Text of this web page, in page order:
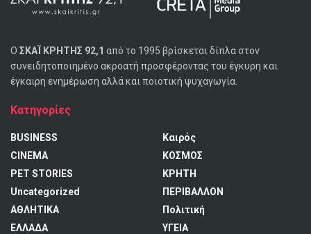
Ο ΣΚΑΪ ΚΡΗΤΗΣ 92,1 από το 1995 βρίσκεται δίπλα στον
συνειδητοποιημένο ακροατή προσφέροντας του έγκυρη και
έγκαιρη ενημέρωση αλλά και ποιοτική ψυχαγωγία.
Κατηγορίες
BUSINESS
CINEMA
PET STORIES
Uncategorized
ΑΘΛΗΤΙΚΑ
ΕΛΛΑΔΑ
Καιρός
ΚΟΣΜΟΣ
ΚΡΗΤΗ
ΠΕΡΙΒΑΛΛΟΝ
Πολιτική
ΥΓΕΙΑ